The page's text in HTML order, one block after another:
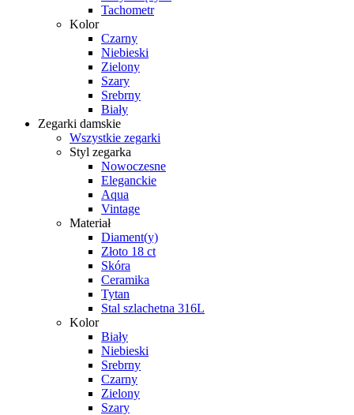
Tachometr
Kolor
Czarny
Niebieski
Zielony
Szary
Srebrny
Biały
Zegarki damskie
Wszystkie zegarki
Styl zegarka
Nowoczesne
Eleganckie
Aqua
Vintage
Materiał
Diament(y)
Złoto 18 ct
Skóra
Ceramika
Tytan
Stal szlachetna 316L
Kolor
Biały
Niebieski
Srebrny
Czarny
Zielony
Szary